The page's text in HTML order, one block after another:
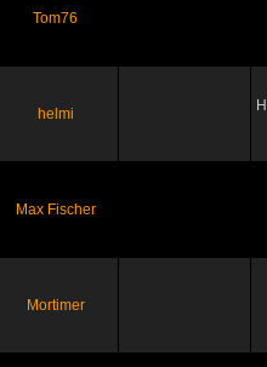
Tom76
helmi
Max Fischer
Mortimer